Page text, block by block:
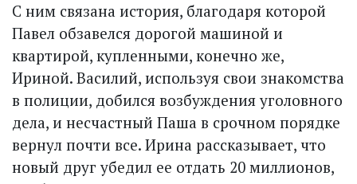
С ним связана история, благодаря которой
Павел обзавелся дорогой машиной и
квартирой, купленными, конечно же,
Ириной. Василий, используя свои знакомства
в полиции, добился возбуж­дения уголовного
дела, и несчастный Паша в срочном порядке
вернул почти все. Ирина рассказывает, что
новый друг убедил ее отдать 20 миллионов,